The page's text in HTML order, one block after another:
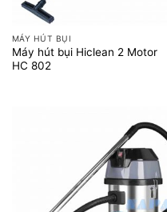
MÁY HÚT BỤI
Máy hút bụi Hiclean 2 Motor
HC 802